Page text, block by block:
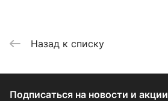
Назад к списку
Подписаться на новости и акции